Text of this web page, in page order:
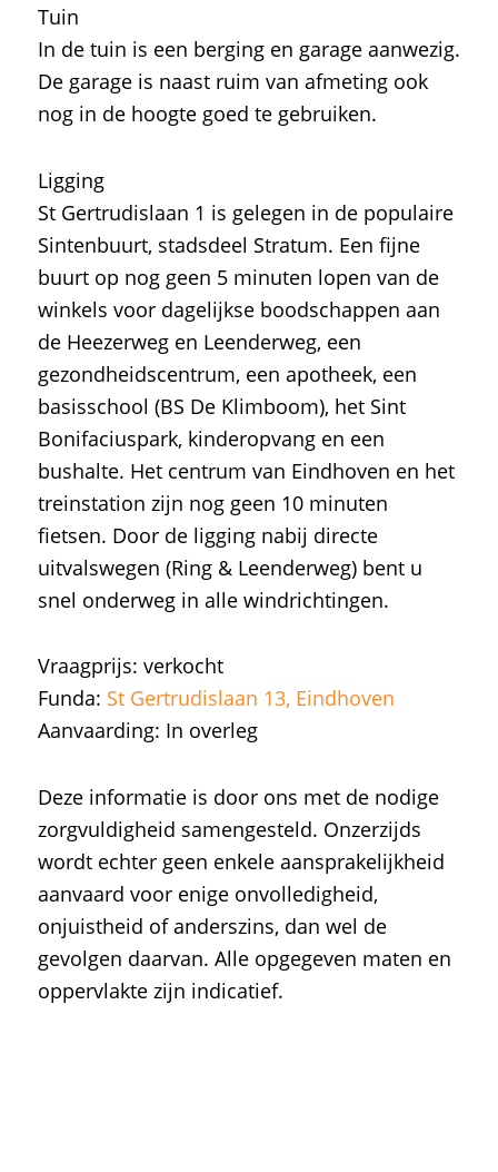
Tuin
In de tuin is een berging en garage aanwezig.
De garage is naast ruim van afmeting ook
nog in de hoogte goed te gebruiken.
Ligging
St Gertrudislaan 1 is gelegen in de populaire
Sintenbuurt, stadsdeel Stratum. Een fijne
buurt op nog geen 5 minuten lopen van de
winkels voor dagelijkse boodschappen aan
de Heezerweg en Leenderweg, een
gezondheidscentrum, een apotheek, een
basisschool (BS De Klimboom), het Sint
Bonifaciuspark, kinderopvang en een
bushalte. Het centrum van Eindhoven en het
treinstation zijn nog geen 10 minuten
fietsen. Door de ligging nabij directe
uitvalswegen (Ring & Leenderweg) bent u
snel onderweg in alle windrichtingen.
Vraagprijs: verkocht
Funda: St Gertrudislaan 13, Eindhoven
Aanvaarding: In overleg
Deze informatie is door ons met de nodige
zorgvuldigheid samengesteld. Onzerzijds
wordt echter geen enkele aansprakelijkheid
aanvaard voor enige onvolledigheid,
onjuistheid of anderszins, dan wel de
gevolgen daarvan. Alle opgegeven maten en
oppervlakte zijn indicatief.